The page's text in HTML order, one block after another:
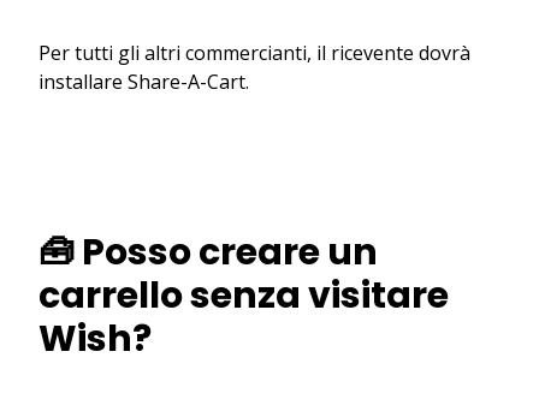
Per tutti gli altri commercianti, il ricevente dovrà
installare Share-A-Cart.
🧰 Posso creare un
carrello senza visitare
Wish?